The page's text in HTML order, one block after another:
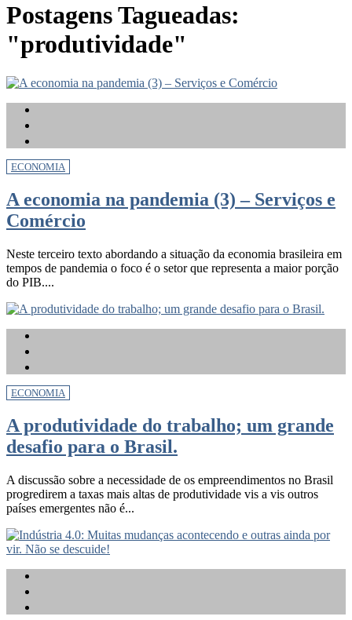
Postagens Tagueadas:
"produtividade"
ECONOMIA
A economia na pandemia (3) – Serviços e
Comércio
Neste terceiro texto abordando a situação da economia brasileira em
tempos de pandemia o foco é o setor que representa a maior porção
do PIB....
ECONOMIA
A produtividade do trabalho; um grande
desafio para o Brasil.
A discussão sobre a necessidade de os empreendimentos no Brasil
progredirem a taxas mais altas de produtividade vis a vis outros
países emergentes não é...